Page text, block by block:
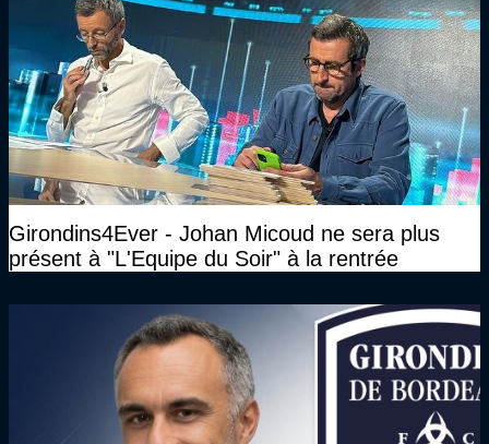
Girondins4Ever - Johan Micoud ne sera plus
présent à "L'Equipe du Soir" à la rentrée